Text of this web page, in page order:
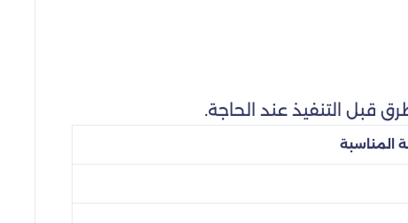
قبل التنفيذ عند الحاجة.
المناسبة